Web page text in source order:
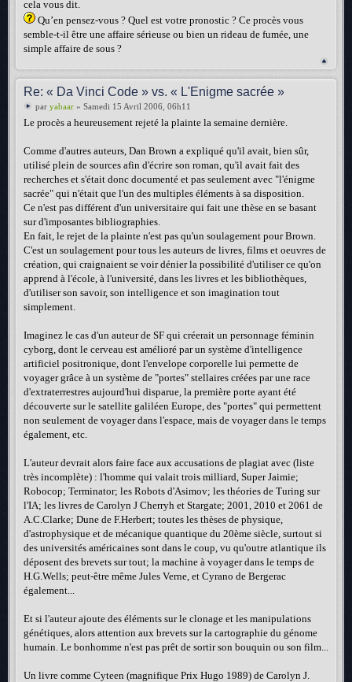
cela vous dit.
Qu’en pensez-vous ? Quel est votre pronostic ? Ce procès vous
semble-t-il être une affaire sérieuse ou bien un rideau de fumée, une
simple affaire de sous ?
Re: « Da Vinci Code » vs. « L'Enigme sacrée »
par yabaar » Samedi 15 Avril 2006, 06h11
Le procès a heureusement rejeté la plainte la semaine dernière.
Comme d'autres auteurs, Dan Brown a expliqué qu'il avait, bien sûr,
utilisé plein de sources afin d'écrire son roman, qu'il avait fait des
recherches et s'était donc documenté et pas seulement avec "l'énigme
sacrée" qui n'était que l'un des multiples éléments à sa disposition.
Ce n'est pas différent d'un universitaire qui fait une thèse en se basant
sur d'imposantes bibliographies.
En fait, le rejet de la plainte n'est pas qu'un soulagement pour Brown.
C'est un soulagement pour tous les auteurs de livres, films et oeuvres de
création, qui craignaient se voir dénier la possibilité d'utiliser ce qu'on
apprend à l'école, à l'université, dans les livres et les bibliothèques,
d'utiliser son savoir, son intelligence et son imagination tout
simplement.
Imaginez le cas d'un auteur de SF qui créerait un personnage féminin
cyborg, dont le cerveau est amélioré par un système d'intelligence
artificiel positronique, dont l'envelope corporelle lui permette de
voyager grâce à un système de "portes" stellaires créées par une race
d'extraterrestres aujourd'hui disparue, la première porte ayant été
découverte sur le satellite galiléen Europe, des "portes" qui permettent
non seulement de voyager dans l'espace, mais de voyager dans le temps
également, etc.
L'auteur devrait alors faire face aux accusations de plagiat avec (liste
très incomplète) : l'homme qui valait trois milliard, Super Jaimie;
Robocop; Terminator; les Robots d'Asimov; les théories de Turing sur
l'IA; les livres de Carolyn J Cherryh et Stargate; 2001, 2010 et 2061 de
A.C.Clarke; Dune de F.Herbert; toutes les thèses de physique,
d'astrophysique et de mécanique quantique du 20ème siècle, surtout si
des universités américaines sont dans le coup, vu qu'outre atlantique ils
déposent des brevets sur tout; la machine à voyager dans le temps de
H.G.Wells; peut-être même Jules Verne, et Cyrano de Bergerac
également...
Et si l'auteur ajoute des éléments sur le clonage et les manipulations
génétiques, alors attention aux brevets sur la cartographie du génome
humain. Le bonhomme n'est pas prêt de sortir son bouquin ou son film...
Un livre comme Cyteen (magnifique Prix Hugo 1989) de Carolyn J.